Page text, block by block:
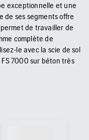
exceptionnelle et une
de ses segments offre
de travailler de
complète de
le avec la scie de sol
7000 sur béton très